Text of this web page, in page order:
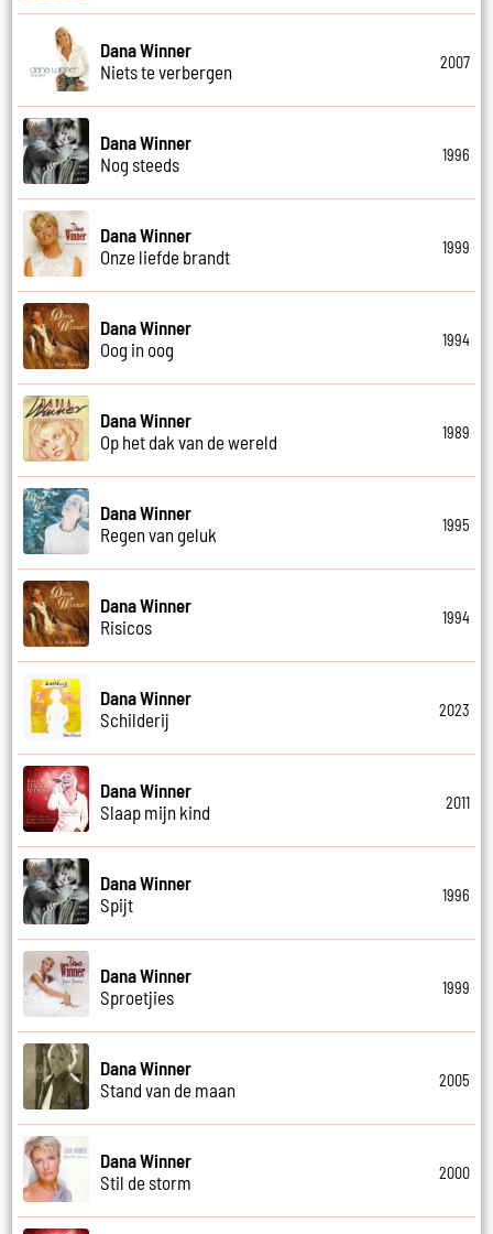
Dana Winner
Niets te verbergen
2007
Dana Winner
Nog steeds
1996
Dana Winner
Onze liefde brandt
1999
Dana Winner
Oog in oog
1994
Dana Winner
Op het dak van de wereld
1989
Dana Winner
Regen van geluk
1995
Dana Winner
Risicos
1994
Dana Winner
Schilderij
2023
Dana Winner
Slaap mijn kind
2011
Dana Winner
Spijt
1996
Dana Winner
Sproetjies
1999
Dana Winner
Stand van de maan
2005
Dana Winner
Stil de storm
2000